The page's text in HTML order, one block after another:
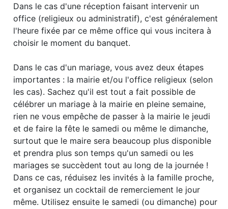
Dans le cas d'une réception faisant intervenir un
office (religieux ou administratif), c'est généralement
l'heure fixée par ce même office qui vous incitera à
choisir le moment du banquet.
Dans le cas d'un mariage, vous avez deux étapes
importantes : la mairie et/ou l'office religieux (selon
les cas). Sachez qu'il est tout a fait possible de
célébrer un mariage à la mairie en pleine semaine,
rien ne vous empêche de passer à la mairie le jeudi
et de faire la fête le samedi ou même le dimanche,
surtout que le maire sera beaucoup plus disponible
et prendra plus son temps qu'un samedi ou les
mariages se succèdent tout au long de la journée !
Dans ce cas, réduisez les invités à la famille proche,
et organisez un cocktail de remerciement le jour
même. Utilisez ensuite le samedi (ou dimanche) pour